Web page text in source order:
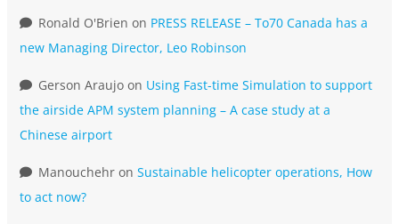
Ronald O'Brien on PRESS RELEASE – To70 Canada has a
new Managing Director, Leo Robinson
Gerson Araujo on Using Fast-time Simulation to support
the airside APM system planning – A case study at a
Chinese airport
Manouchehr on Sustainable helicopter operations, How
to act now?